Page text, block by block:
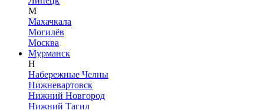
М
Махачкала
Могилёв
Москва
Мурманск
Н
Набережные Челны
Нижневартовск
Нижний Новгород
Нижний Тагил